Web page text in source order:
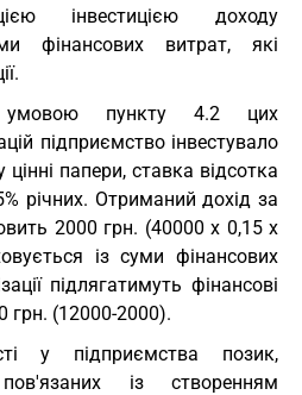
інвестицією доходу
фінансових витрат, які
умовою пункту 4.2 цих
підприємство інвестувало
папери, ставка відсотка
річних. Отриманий дохід за
2000 грн. (40000 х 0,15 х
із суми фінансових
підлягатимуть фінансові
грн. (12000-2000).
у підприємства позик,
із створенням